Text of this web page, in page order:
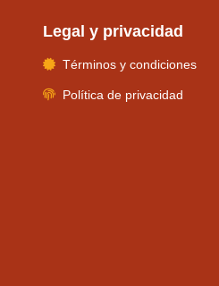
Legal y privacidad
Términos y condiciones
Política de privacidad